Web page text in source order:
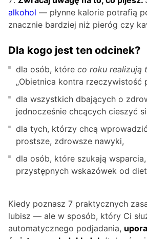
alkohol — płynne kalorie potrafią
znacznie bardziej niż pieróg czy
Dla kogo jest ten odcinek?
dla osób, które co roku realizują
„Obietnica kontra rzeczywistość
dla wszystkich dbających o
jednocześnie chcących cieszyć
dla tych, którzy chcą
prostsze, zdrowsze nawyki,
dla osób, które szukają
przystępnych wskazówek od
Kiedy poznasz 7 praktycznych
lubisz — ale w sposób, który Ci
automatycznego podjadania,